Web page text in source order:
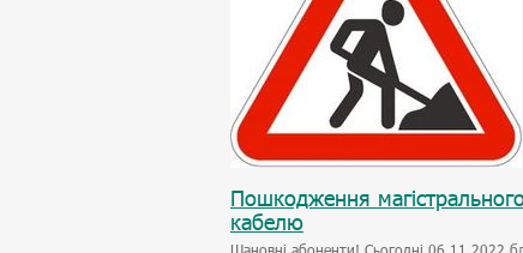
Пошкодження
кабелю
Шановні абоненти! Сьогодні 06.11.2022